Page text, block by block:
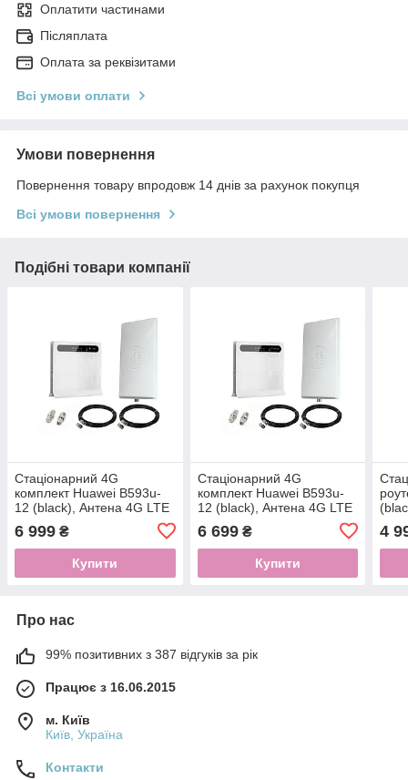
Оплатити частинами
Післяплата
Оплата за реквізитами
Всі умови оплати
Умови повернення
Повернення товару впродовж 14 днів за рахунок покупця
Всі умови повернення
Подібні товари компанії
Стаціонарний 4G
комплект Huawei B593u-
12 (black), Антена 4G LTE
6 999 ₴
Купити
Стаціонарний 4G
комплект Huawei B593u-
12 (black), Антена 4G LTE
6 699₴
Купити
dBi
4
Про нас
99% позитивних з 387 відгуків за рік
Працює з 16.06.2015
м. Київ
Київ, Україна
Контакти